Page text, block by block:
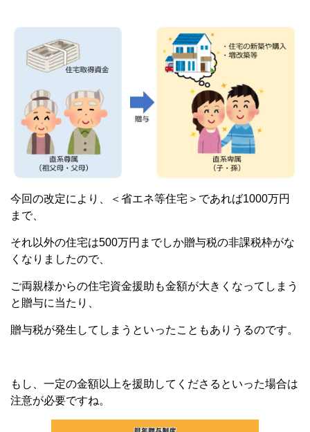
今回の改定により、＜省エネ等住宅＞であれば1000万円
まで、
それ以外の住宅は500万円までしか贈与税の非課税枠がな
くなりましたので、
ご両親様からの住宅資金援助も金額が大きくなってしまう
と贈与に当たり、
贈与税が発生してしまうといったこともありうるのです。
もし、一定の金額以上を援助してくださるといった場合は
注意が必要ですね。